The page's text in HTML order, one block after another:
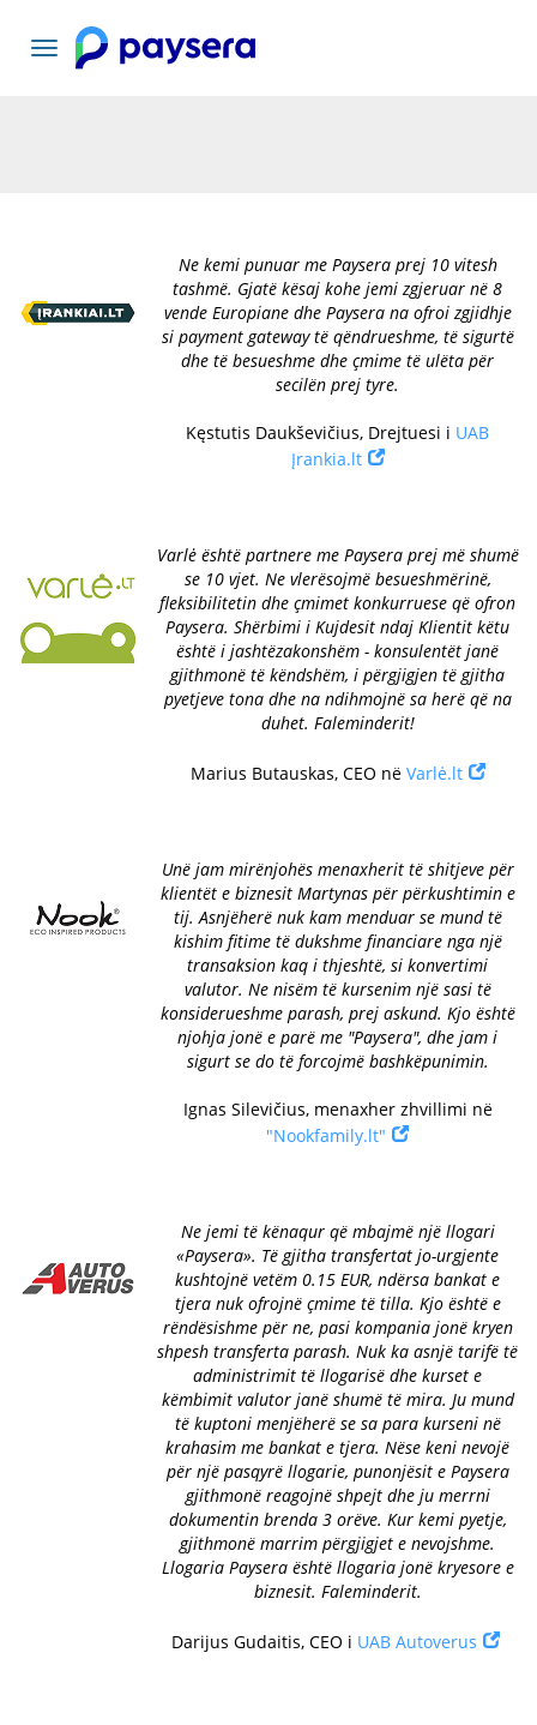
Lundrimi
toggle
Ne kemi punuar me Paysera prej 10 vitesh
tashmë. Gjatë kësaj kohe jemi zgjeruar në 8
vende Europiane dhe Paysera na ofroi zgjidhje
si payment gateway të qëndrueshme, të sigurtë
dhe të besueshme dhe çmime të ulëta për
secilën prej tyre.
Kęstutis Daukševičius, Drejtuesi i UAB
Įrankia.lt
Varlė është partnere me Paysera prej më shumë
se 10 vjet. Ne vlerësojmë besueshmërinë,
fleksibilitetin dhe çmimet konkurruese që ofron
Paysera. Shërbimi i Kujdesit ndaj Klientit këtu
është i jashtëzakonshëm - konsulentët janë
gjithmonë të këndshëm, i përgjigjen të gjitha
pyetjeve tona dhe na ndihmojnë sa herë që na
duhet. Faleminderit!
Marius Butauskas, CEO në Varlė.lt
Unë jam mirënjohës menaxherit të shitjeve për
klientët e biznesit Martynas për përkushtimin e
tij. Asnjëherë nuk kam menduar se mund të
kishim fitime të dukshme financiare nga një
transaksion kaq i thjeshtë, si konvertimi
valutor. Ne nisëm të kursenim një sasi të
konsiderueshme parash, prej askund. Kjo është
njohja jonë e parë me "Paysera", dhe jam i
sigurt se do të forcojmë bashkëpunimin.
Ignas Silevičius, menaxher zhvillimi në
"Nookfamily.lt"
Ne jemi të kënaqur që mbajmë një llogari
«Paysera». Të gjitha transfertat jo-urgjente
kushtojnë vetëm 0.15 EUR, ndërsa bankat e
tjera nuk ofrojnë çmime të tilla. Kjo është e
rëndësishme për ne, pasi kompania jonë kryen
shpesh transferta parash. Nuk ka asnjë tarifë të
administrimit të llogarisë dhe kurset e
këmbimit valutor janë shumë të mira. Ju mund
të kuptoni menjëherë se sa para kurseni në
krahasim me bankat e tjera. Nëse keni nevojë
për një pasqyrë llogarie, punonjësit e Paysera
gjithmonë reagojnë shpejt dhe ju merrni
dokumentin brenda 3 orëve. Kur kemi pyetje,
gjithmonë marrim përgjigjet e nevojshme.
Llogaria Paysera është llogaria jonë kryesore e
biznesit. Faleminderit.
Darijus Gudaitis, CEO i UAB Autoverus